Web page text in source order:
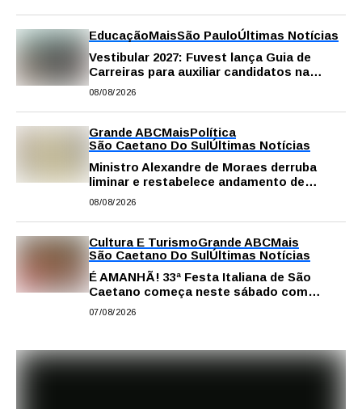
EducaçãoMaisSão PauloÚltimas Notícias
Vestibular 2027: Fuvest lança Guia de
Carreiras para auxiliar candidatos na
escolha da profissão
08/08/2026
Grande ABCMaisPolítica
São Caetano Do SulÚltimas Notícias
Ministro Alexandre de Moraes derruba
liminar e restabelece andamento de
comissão processante contra vereador
08/08/2026
Cultura E TurismoGrande ABCMais
São Caetano Do SulÚltimas Notícias
É AMANHÃ! 33ª Festa Italiana de São
Caetano começa neste sábado com
gastronomia, música e solidariedade
07/08/2026